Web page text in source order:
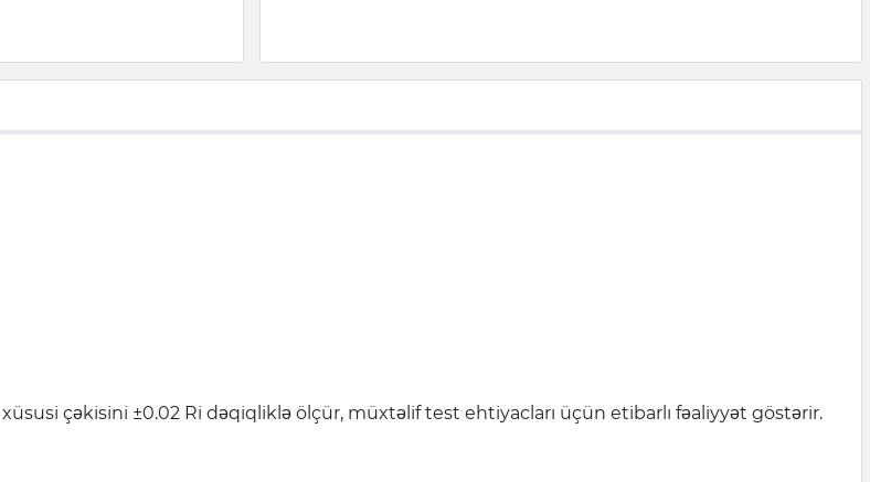
çəkisini ±0.02 Ri dəqiqliklə ölçür, müxtəlif test ehtiyacları üçün etibarlı fəaliyyət göstərir.